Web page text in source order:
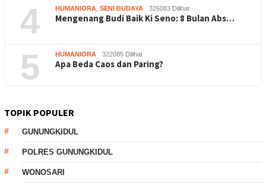
4 HUMANIORA SENI BUDAYA 326083 Dilihat
Mengenang Budi Baik Ki Seno: 8 Bulan Abs…
5 HUMANIORA 322085 Dilihat
Apa Beda Caos dan Paring?
TOPIK POPULER
GUNUNGKIDUL
POLRES GUNUNGKIDUL
WONOSARI